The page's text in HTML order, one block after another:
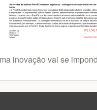
inovação vai se